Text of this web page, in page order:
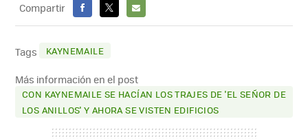
Compartir
FACEBOOK
X
E-
Tags KAYNEMAILE
Más información en el post
CON KAYNEMAILE SE HACÍAN LOS TRAJES DE 'EL SEÑOR DE
LOS ANILLOS' Y AHORA SE VISTEN EDIFICIOS